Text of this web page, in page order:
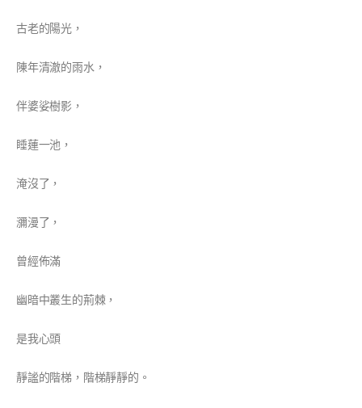
古老的陽光，
陳年清澈的雨水，
伴婆娑樹影，
睡蓮一池，
淹沒了，
瀰漫了，
曾經佈滿
幽暗中叢生的荊棘，
是我心頭
靜謐的階梯，階梯靜靜的。